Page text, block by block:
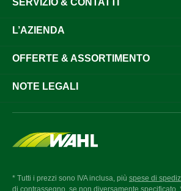
L’AZIENDA
OFFERTE & ASSORTIMENTO
NOTE LEGALI
* Tutti i prezzi sono IVA inclusa, più spese di
di contrassegno, se non diversamente specificato.